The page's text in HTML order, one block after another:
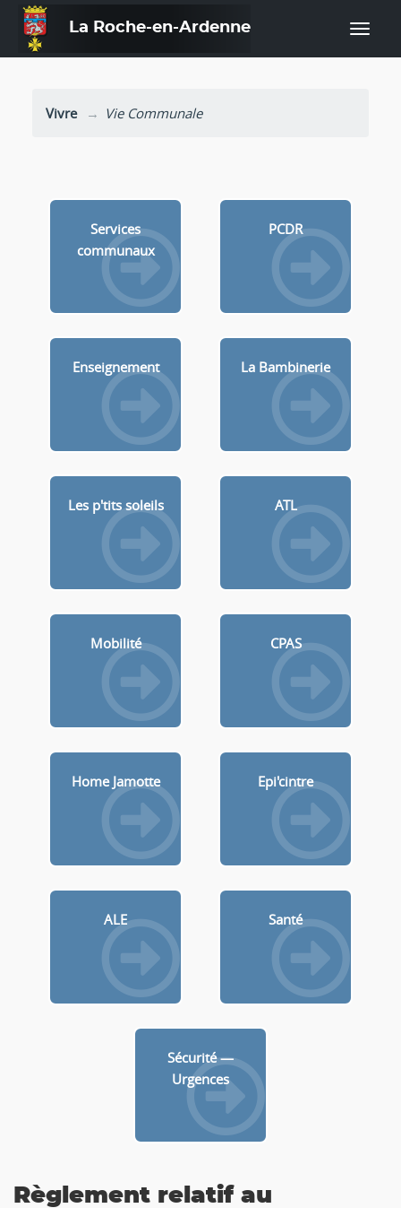
La Roche-en-Ardenne
Vivre Vie Communale
Services
communaux
PCDR
Enseignement La Bambinerie
Les p'tits soleils ATL
Mobilité CPAS
Home Jamotte Epi'cintre
ALE Santé
Sécurité —
Urgences
Règlement relatif au